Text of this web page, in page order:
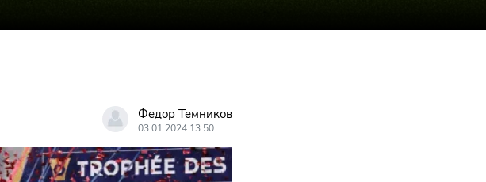
Федор Темников
03.01.2024 13:50